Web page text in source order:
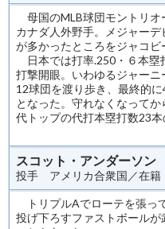
母国のMLB球団モントリオ
カナダ人外野手。メジャー
が多かったところをジャコビ
日本では打率.250・６本塁
打撃開眼。いわゆるジャー
12球団を渡り歩き、最終的
となった。守れなくなって
代トップの代打本塁打数23本
スコット・アンダーソン
投手 アメリカ合衆国／在籍
トリプルAでローテを張っ
投げ下ろすファストボール